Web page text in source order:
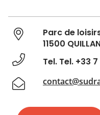
Parc de
11500
Tel. Tel. +33 7